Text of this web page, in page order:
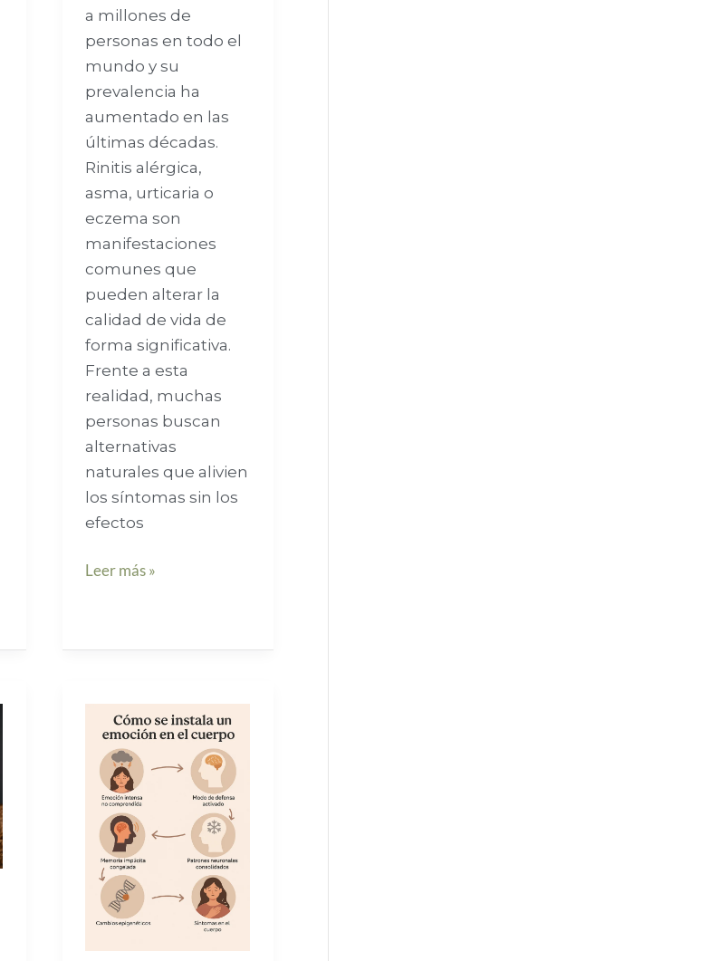
a millones de
personas en todo el
mundo y su
prevalencia ha
aumentado en las
últimas décadas.
Rinitis alérgica,
asma, urticaria o
eczema son
manifestaciones
comunes que
pueden alterar la
calidad de vida de
forma significativa.
Frente a esta
realidad, muchas
personas buscan
alternativas
naturales que alivien
los síntomas sin los
efectos
Leer más »
¿Cómo
afectan
las
emociones
cuerpo?